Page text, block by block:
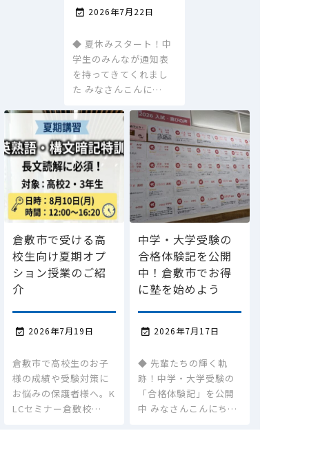
 2026年7月22日
◆ 夏休みスタート！中
学生のみんなが通知表
を持ってきてくれまし
た みなさんこんに…
倉敷市で受ける高
校生向け夏期オプ
ション授業のご紹
介
 2026年7月19日
倉敷市で高校生のお子
様の成績や受験対策に
お悩みの保護者様へ。K
LCセミナー倉敷校…
中学・大学受験の
合格体験記を公開
中！倉敷市でお得
に塾を始めよう
 2026年7月17日
◆ 先輩たちの輝く軌
跡！中学・大学受験の
「合格体験記」を公開
中 みなさんこんにち…